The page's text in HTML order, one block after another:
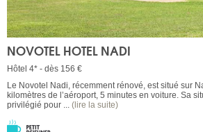
NOVOTEL HOTEL NADI
Hôtel 4* - dès 156 €
Le Novotel Nadi, récemment rénové, est situé sur
kilomètres de l’aéroport, 5 minutes en voiture. Sa
privilégié pour ... (lire la suite)